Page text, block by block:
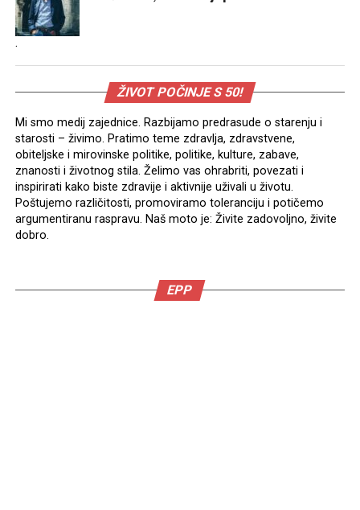
.
ŽIVOT POČINJE S 50!
Mi smo medij zajednice. Razbijamo predrasude o starenju i
starosti – živimo. Pratimo teme zdravlja, zdravstvene,
obiteljske i mirovinske politike, politike, kulture, zabave,
znanosti i životnog stila. Želimo vas ohrabriti, povezati i
inspirirati kako biste zdravije i aktivnije uživali u životu.
Poštujemo različitosti, promoviramo toleranciju i potičemo
argumentiranu raspravu. Naš moto je: Živite zadovoljno, živite
dobro.
EPP